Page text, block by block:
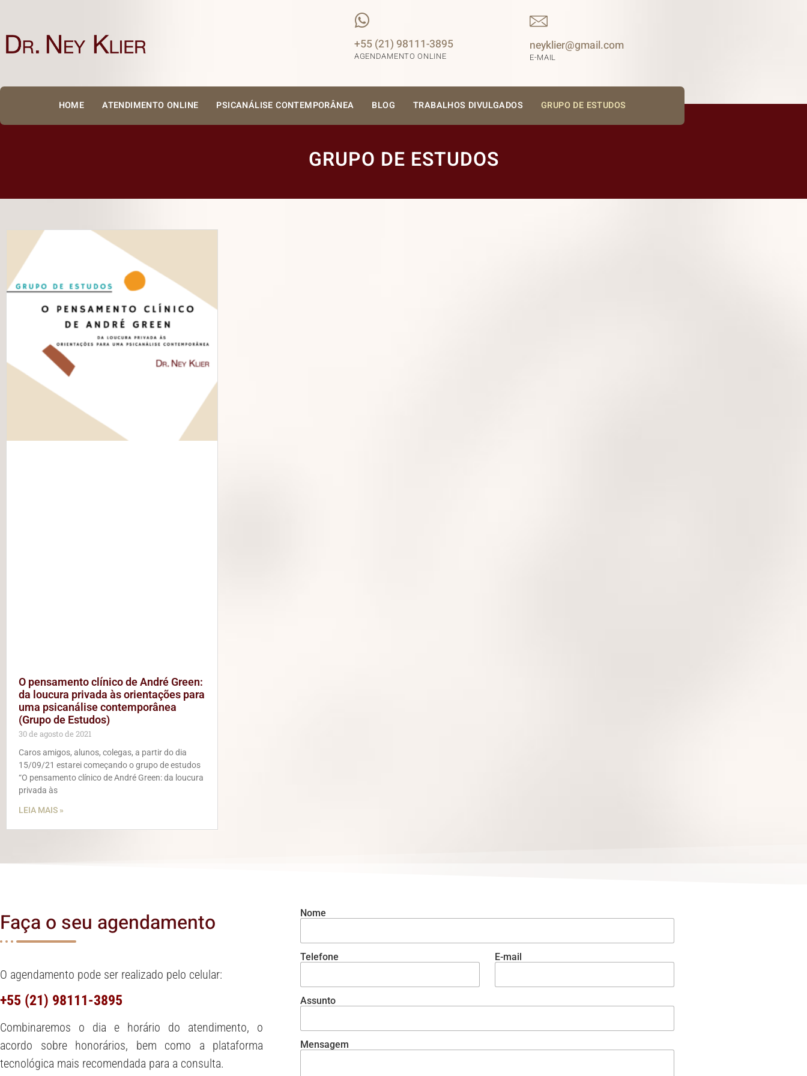
+55 (21) 98111-3895
AGENDAMENTO ONLINE
neyklier@gmail.com
E-MAIL
HOME ATENDIMENTO ONLINE PSICANÁLISE CONTEMPORÂNEA BLOG TRABALHOS DIVULGADOS GRUPO DE ESTUDOS
GRUPO DE ESTUDOS
O pensamento clínico de André Green:
da loucura privada às orientações para
uma psicanálise contemporânea
(Grupo de Estudos)
30 de agosto de 2021
Caros amigos, alunos, colegas, a partir do dia
15/09/21 estarei começando o grupo de estudos
“O pensamento clínico de André Green: da loucura
privada às
LEIA MAIS »
Faça o seu agendamento
O agendamento pode ser realizado pelo celular:
+55 (21) 98111-3895
Combinaremos o dia e horário do atendimento, o
acordo sobre honorários, bem como a plataforma
tecnológica mais recomendada para a consulta.
Nome
Telefone E-mail
Assunto
Mensagem